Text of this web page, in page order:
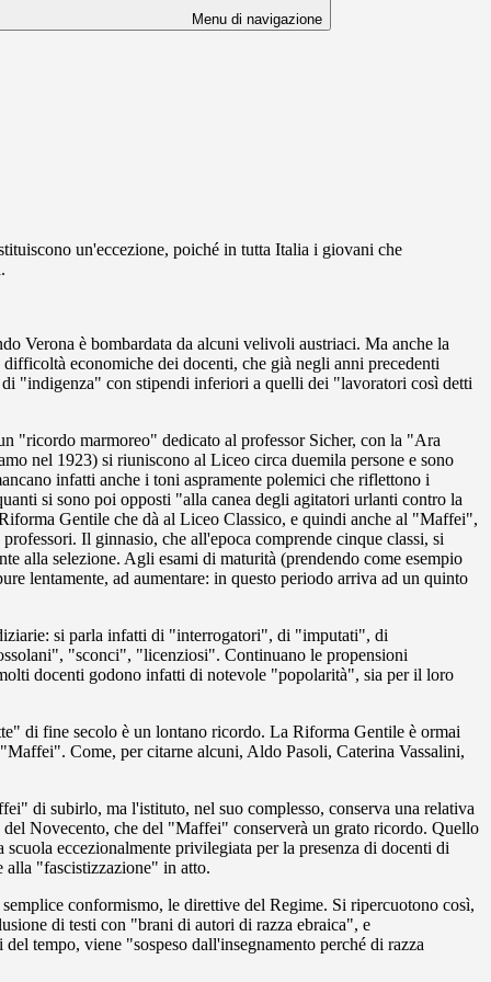
Menu di navigazione
un'eccezione, poiché in tutta Italia i giovani che
Verona è bombardata da alcuni velivoli austriaci. Ma anche la
economiche dei docenti, che già negli anni precedenti
"indigenza" con stipendi inferiori a quelli dei "lavoratori così detti
"ricordo marmoreo" dedicato al professor Sicher, con la "Ara
nel 1923) si riuniscono al Liceo circa duemila persone e sono
infatti anche i toni aspramente polemici che riflettono i
si sono poi opposti "alla canea degli agitatori urlanti contro la
Gentile che dà al Liceo Classico, e quindi anche al "Maffei",
Il ginnasio, che all'epoca comprende cinque classi, si
alla selezione. Agli esami di maturità (prendendo come esempio
lentamente, ad aumentare: in questo periodo arriva ad un quinto
si parla infatti di "interrogatori", di "imputati", di
"sconci", "licenziosi". Continuano le propensioni
docenti godono infatti di notevole "popolarità", sia per il loro
di fine secolo è un lontano ricordo. La Riforma Gentile è ormai
Come, per citarne alcuni, Aldo Pasoli, Caterina Vassalini,
di subirlo, ma l'istituto, nel suo complesso, conserva una relativa
Novecento, che del "Maffei" conserverà un grato ricordo. Quello
eccezionalmente privilegiata per la presenza di docenti di
alla "fascistizzazione" in atto.
conformismo, le direttive del Regime. Si ripercuotono così,
di testi con "brani di autori di razza ebraica", e
tempo, viene "sospeso dall'insegnamento perché di razza